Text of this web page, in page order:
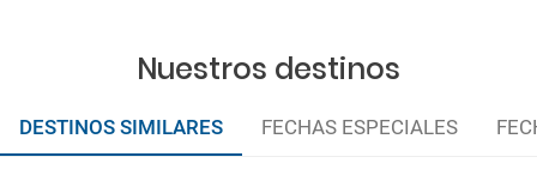
Nuestros destinos
DESTINOS SIMILARES FECHAS ESPECIALES